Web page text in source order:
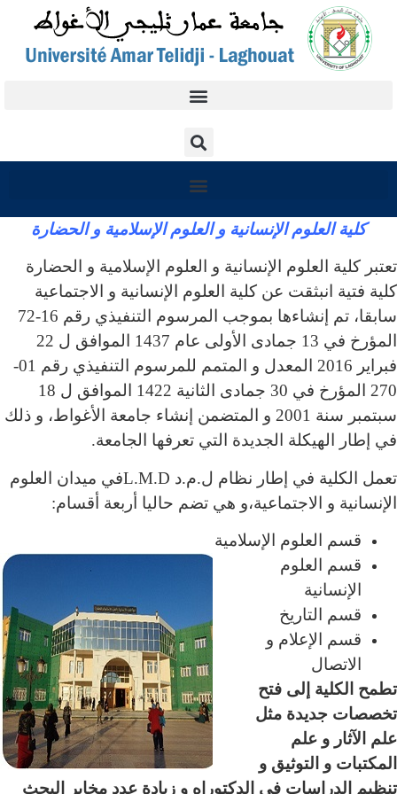
كلية العلوم الإنسانية و العلوم الإسلامية و الحضارة
تعتبر كلية العلوم الإنسانية و العلوم الإسلامية و الحضارة
كلية فتية انبثقت عن كلية العلوم الإنسانية و الاجتماعية
سابقا، تم إنشاءها بموجب المرسوم التنفيذي رقم 16-72
المؤرخ في 13 جمادى الأولى عام 1437 الموافق ل 22
فبراير 2016 المعدل و المتمم للمرسوم التنفيذي رقم 01-
270 المؤرخ في 30 جمادى الثانية 1422 الموافق ل 18
سبتمبر سنة 2001 و المتضمن إنشاء جامعة الأغواط، و ذلك
في إطار الهيكلة الجديدة التي تعرفها الجامعة.
تعمل الكلية في إطار نظام ل.م.د L.M.Dفي ميدان العلوم
الإنسانية و الاجتماعية،و هي تضم حاليا أربعة أقسام:
قسم العلوم الإسلامية
قسم العلوم
الإنسانية
قسم التاريخ
قسم الإعلام و
الاتصال
تطمح الكلية إلى فتح
تخصصات جديدة مثل
علم الآثار و علم
المكتبات و التوثيق و
تنظيم الدراسات في الدكتوراه و زيادة عدد مخابر البحث